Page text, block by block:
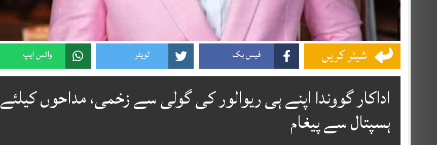
شیئر کریں فیس بک ٹویٹر واٹس ایپ
اداکار گووندا اپنے ہی ریوالور کی گولی سے زخمی، مداحوں کیلئے
ہسپتال سے پیغام